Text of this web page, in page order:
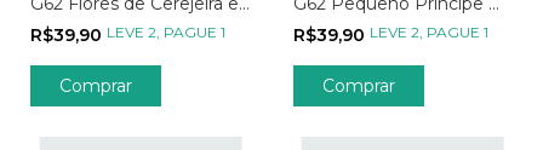
Linhas Rosas
R$39,90 LEVE 2, PAGUE 1
Comprar
Essencial
R$39,90 LEVE 2, PAGUE 1
Comprar